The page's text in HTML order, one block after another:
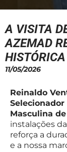
A VISITA
AZEMAD
11/05/2026
Reinaldo
Selecionador
Masculina
instalações
reforça a
e a nossa